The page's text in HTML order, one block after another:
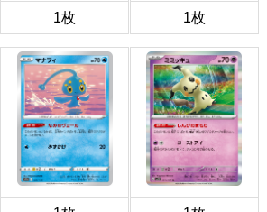
1枚 1枚